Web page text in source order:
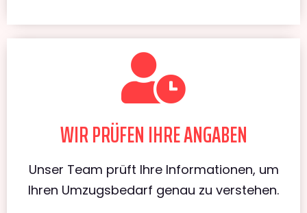
WIR PRÜFEN IHRE ANGABEN
Unser Team prüft Ihre Informationen, um
Ihren Umzugsbedarf genau zu verstehen.